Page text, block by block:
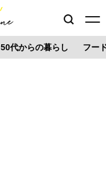
50代からの暮らし フー